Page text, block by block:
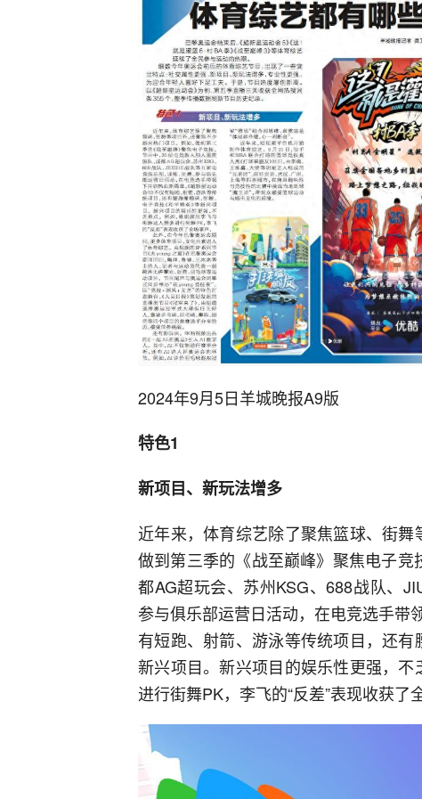
2024年9月5日羊城晚报A9版
特色1
新项目、新玩法增多
近年来，体育综艺除了聚焦篮球、街舞
做到第三季的《战至巅峰》聚焦电子
都AG超玩会、苏州KSG、688战队、
参与俱乐部运营日活动，在电竞选手带
有短跑、射箭、游泳等传统项目，还
新兴项目。新兴项目的娱乐性更强，
进行街舞PK，李飞的“反差”表现收获了